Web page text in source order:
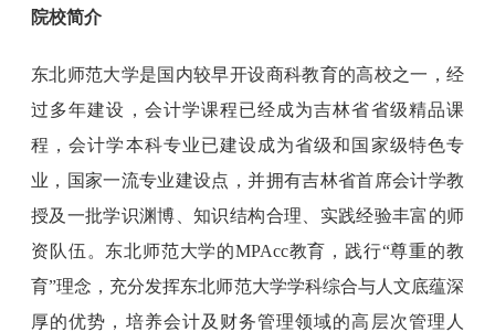
院校简介
东北师范大学是国内较早开设商科教育的高校之一，经
过多年建设，会计学课程已经成为吉林省省级精品课
程，会计学本科专业已建设成为省级和国家级特色专
业，国家一流专业建设点，并拥有吉林省首席会计学教
授及一批学识渊博、知识结构合理、实践经验丰富的师
资队伍。东北师范大学的MPAcc教育，践行“尊重的教
育”理念，充分发挥东北师范大学学科综合与人文底蕴深
厚的优势，培养会计及财务管理领域的高层次管理人